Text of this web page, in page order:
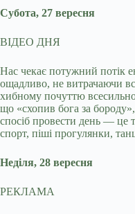
Субота, 27 вересня
ВІДЕО ДНЯ
Нас чекає потужний потік
ощадливо, не витрачаючи
хибному почуттю
що «схопив бога за
спосіб провести день — це
спорт, піші прогулянки,
Неділя, 28 вересня
РЕКЛАМА